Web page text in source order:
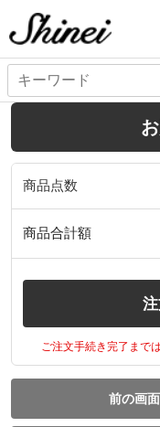
商品点数
商品合計額
ご注文手続き完了まで
前の画